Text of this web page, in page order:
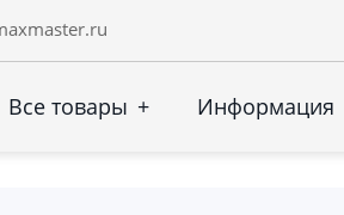
Все товары + Информация